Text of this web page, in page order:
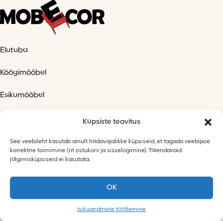
Küpsiste teavitus
See veebileht kasutab ainult hädavajalikke küpsiseid, et tagada veebipoe
korrektne toimimine (nt ostukorv ja sisselogimine). Täiendavaid
jälgimisküpsiseid ei kasutata.
OK
Isikuandmete töötlemine
Elutuba
Köögimööbel
Esikumööbel
Magamistuba
Lastetuba